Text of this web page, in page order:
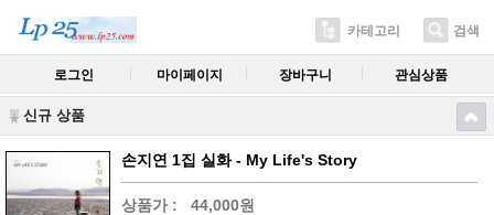
카테고리 검색
로그인 마이페이지 장바구니 관심상품
신규 상품
손지연 1집 실화 - My Life's Story
상품가 :
44,000원